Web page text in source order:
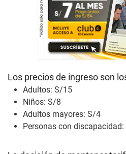
Los precios de ingreso son
Adultos: S/15
Niños: S/8
Adultos mayores: S/4
Personas con